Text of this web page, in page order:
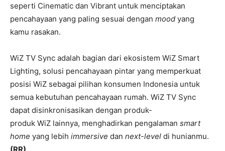
seperti Cinematic dan Vibrant untuk menciptakan
pencahayaan yang paling sesuai dengan mood yang
kamu rasakan.
WiZ TV Sync adalah bagian dari ekosistem WiZ Smart
Lighting, solusi pencahayaan pintar yang memperkuat
posisi WiZ sebagai pilihan konsumen Indonesia untuk
semua kebutuhan pencahayaan rumah. WiZ TV Sync
dapat disinkronisasikan dengan produk-
produk WiZ lainnya, menghadirkan pengalaman smart
home yang lebih immersive dan next-level di hunianmu.